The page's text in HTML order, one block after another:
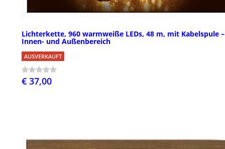
Lichterkette, 960 warmweiße LEDs, 48 m, mit Kabelspule
Innen- und Außenbereich
AUSVERKAUFT
€ 37,00